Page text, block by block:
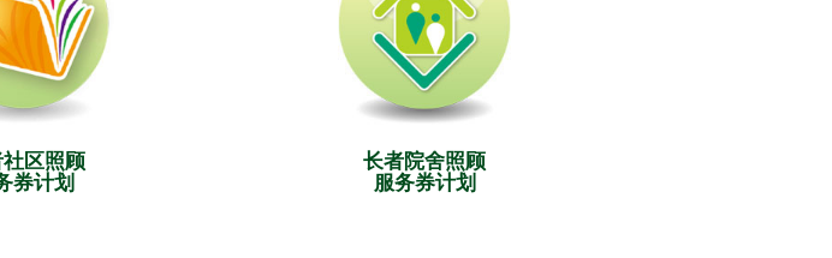
区照顾
券计划
长者院舍照顾
服务券计划